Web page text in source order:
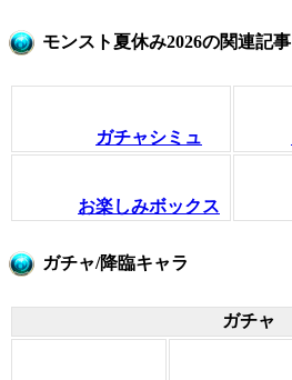
モンスト夏休み2026の関連記事
ガチャシミュ
お楽しみボックス
ガチャ/降臨キャラ
ガチャ